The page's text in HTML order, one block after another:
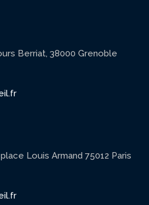
Berriat, 38000 Grenoble
Louis Armand 75012 Paris